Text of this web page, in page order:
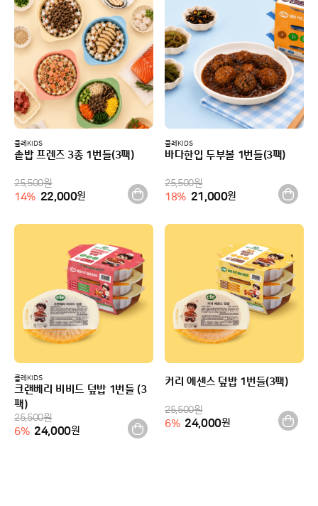
클레KIDS
솥밥 프렌즈 3종 1번들(3팩)
25,500원
14% 22,000원
클레KIDS
바다한입 두부볼 1번들(3팩)
25,500원
18% 21,000원
클레KIDS
크랜베리 비비드 덮밥 1번들 (3
팩)
25,500원
6% 24,000원
커리 에센스 덮밥 1번들(3팩)
25,500원
6% 24,000원